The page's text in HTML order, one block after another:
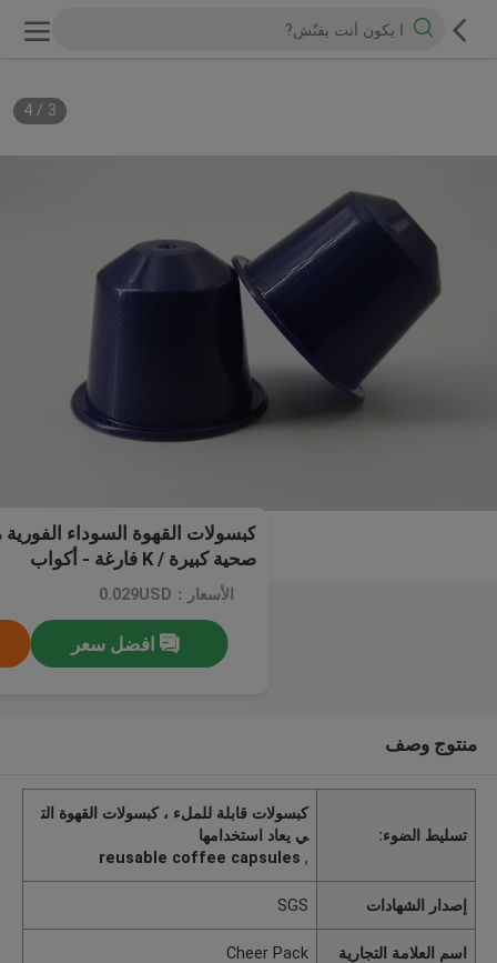
3
/
4
كبسولات القهوة السوداء الفورية
صحية كبيرة / K فارغة - أكواب
الأسعار：0.029USD
افضل سعر
منتوج وصف
تسليط الضوء:
كبسولات قابلة للملء ، كبسولات القهوة الت
ي يعاد استخدامها
,
reusable coffee capsules
إصدار الشهادات SGS
اسم العلامة التجارية Cheer Pack